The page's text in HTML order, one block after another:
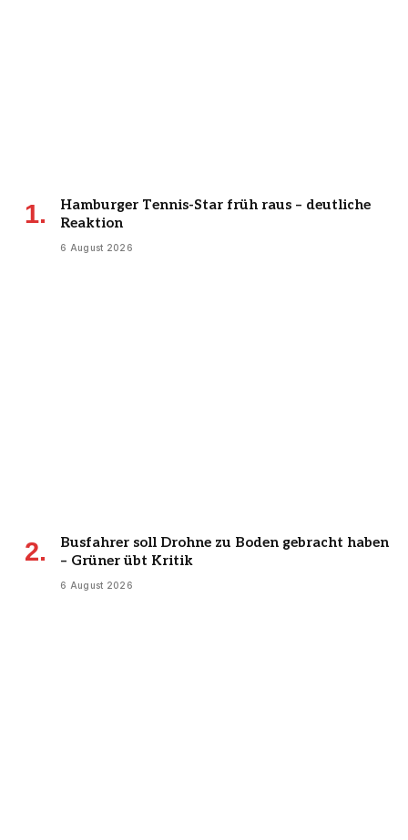
Hamburger Tennis-Star früh raus – deutliche
Reaktion
6 August 2026
Busfahrer soll Drohne zu Boden gebracht haben
– Grüner übt Kritik
6 August 2026